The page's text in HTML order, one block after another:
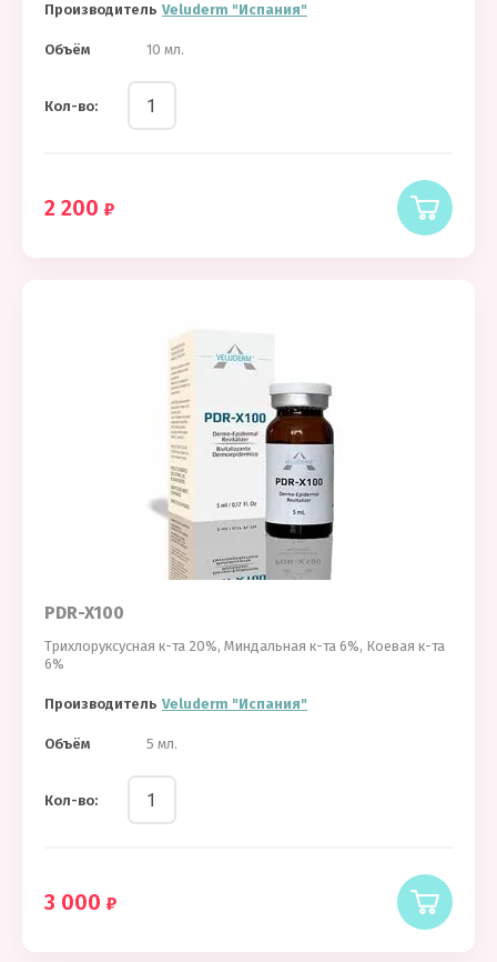
Производитель Veluderm "Испания"
Объём 10 мл.
Кол-во:
2 200
PDR-X100
Трихлоруксусная к-та 20%, Миндальная к-та 6%, Коевая к-та
6%
Производитель Veluderm "Испания"
Объём 5 мл.
Кол-во:
3 000